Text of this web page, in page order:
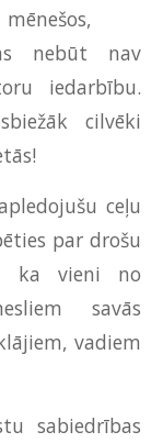
mēnešos,
nebūt nav
iedarbību.
cilvēki
ceļu
par drošu
ka vieni no
savās
vadiem
sabiedrības